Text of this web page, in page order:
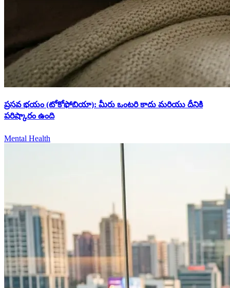
ప్రసవ భయం (టోకోఫోబియా): మీరు ఒంటరి కాదు మరియు దీనికి
పరిష్కారం ఉంది
Mental Health